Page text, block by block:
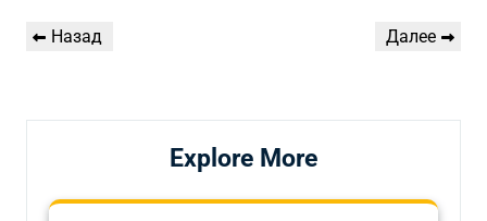
по
Предыдущая
Назад
Следующая
Далее
Explore More